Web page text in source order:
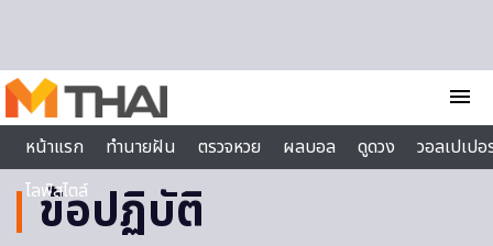
menu
หน้าแรก
ทำนายฝัน ตรวจหวย ผลบอล ดูดวง
วอลเปเป
ไลฟ์สไตล์
ข้อปฏิบัติ